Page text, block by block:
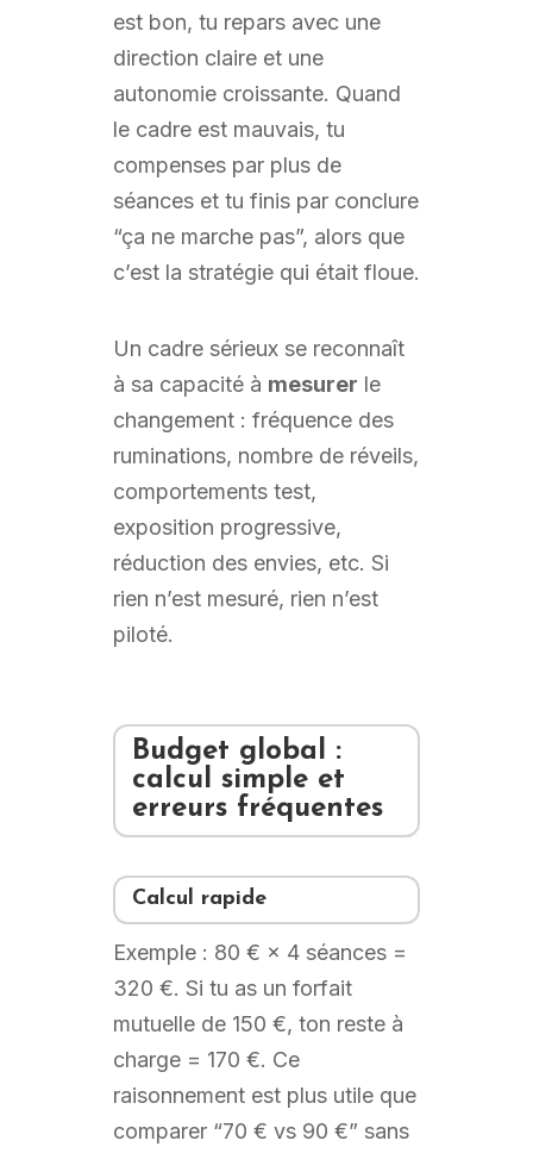
est bon, tu repars avec une
direction claire et une
autonomie croissante. Quand
le cadre est mauvais, tu
compenses par plus de
séances et tu finis par conclure
“ça ne marche pas”, alors que
c’est la stratégie qui était floue.
Un cadre sérieux se reconnaît
à sa capacité à mesurer le
changement : fréquence des
ruminations, nombre de réveils,
comportements test,
exposition progressive,
réduction des envies, etc. Si
rien n’est mesuré, rien n’est
piloté.
Budget global :
calcul simple et
erreurs fréquentes
Calcul rapide
Exemple : 80 € × 4 séances =
320 €. Si tu as un forfait
mutuelle de 150 €, ton reste à
charge = 170 €. Ce
raisonnement est plus utile que
comparer “70 € vs 90 €” sans